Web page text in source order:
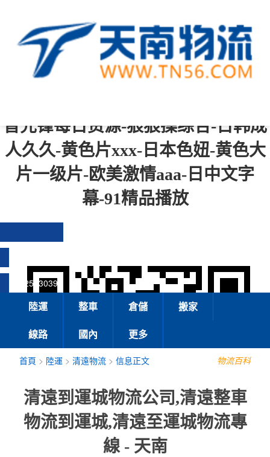
中文字幕一区二区三区四区-综合成
人-青青操在线-一级黄色免费视频-国
音先锋每日资源-狠狠操综合-日韩成
人久久-黄色片xxx-日本色妞-黄色大
片一级片-欧美激情aaa-日中文字
幕-91精品播放
13925830399
陸運 整車 倉儲
搬家
線路
國內 更多
物流百科
首頁 > 陸運 >清遠物流 >信息正文
清遠到運城物流公司,清遠整車
物流到運城,清遠至運城物流專
線 - 天南